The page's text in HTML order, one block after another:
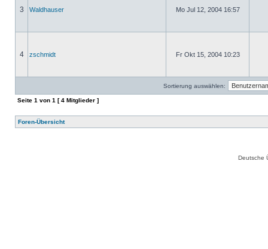
3 Waldhauser Mo Jul 12, 2004 16:57
4 zschmidt Fr Okt 15, 2004 10:23
Sortierung auswählen:
Seite 1 von 1 [ 4 Mitglieder ]
Foren-Übersicht
Deutsche